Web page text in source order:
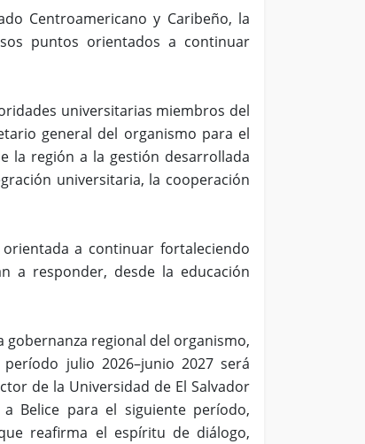
Centroamericano y Caribeño, la
puntos orientados a continuar
universitarias miembros del
general del organismo para el
la región a la gestión desarrollada
universitaria, la cooperación
a continuar fortaleciendo
a responder, desde la educación
regional del organismo,
julio 2026–junio 2027 será
de la Universidad de El Salvador
Belice para el siguiente período,
reafirma el espíritu de diálogo,